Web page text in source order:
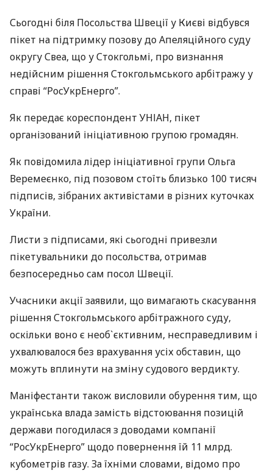
Сьогодні біля Посольства Швеції у Києві відбувся
пікет на підтримку позову до Апеляційного суду
округу Свеа, що у Стокгольмі, про визнання
недійсним рішення Стокгольмського арбітражу у
справі “РосУкрЕнерго”.
Як передає кореспондент УНІАН, пікет
організований ініціативною групою громадян.
Як повідомила лідер ініціативної групи Ольга
Веремеєнко, під позовом стоїть близько 100 тисяч
підписів, зібраних активістами в різних куточках
України.
Листи з підписами, які сьогодні привезли
пікетувальники до посольства, отримав
безпосередньо сам посол Швеції.
Учасники акції заявили, що вимагають скасування
рішення Стокгольмського арбітражного суду,
оскільки воно є необ`єктивним, несправедливим і
ухвалювалося без врахування усіх обставин, що
можуть вплинути на зміну судового вердикту.
Маніфестанти також висловили обурення тим, що
українська влада замість відстоювання позицій
держави погодилася з доводами компанії
“РосУкрЕнерго” щодо повернення їй 11 млрд.
кубометрів газу. За їхніми словами, відомо про